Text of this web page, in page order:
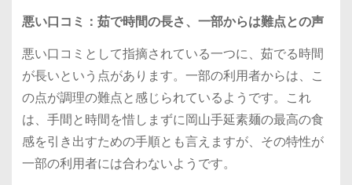
悪い口コミ：茹で時間の長さ、一部からは難点との声
悪い口コミとして指摘されている一つに、茹でる時間
が長いという点があります。一部の利用者からは、こ
の点が調理の難点と感じられているようです。これ
は、手間と時間を惜しまずに岡山手延素麺の最高の食
感を引き出すための手順とも言えますが、その特性が
一部の利用者には合わないようです。